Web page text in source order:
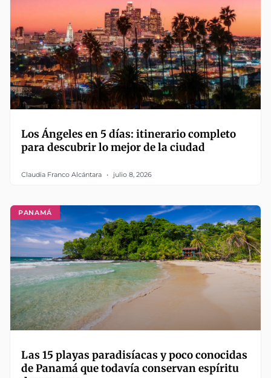
Los Ángeles en 5 días: itinerario completo
para descubrir lo mejor de la ciudad
Claudia Franco Alcántara julio 8, 2026
PANAMÁ
Las 15 playas paradisíacas y poco conocidas
de Panamá que todavía conservan espíritu